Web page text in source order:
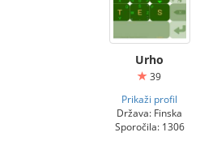
Urho
39
Prikaži profil
Država: Finska
Sporočila: 1306